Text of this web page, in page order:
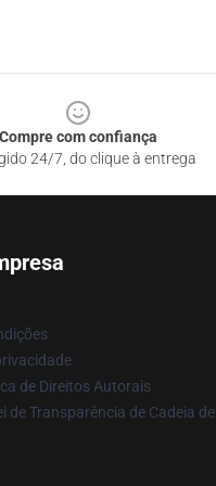
Compre com confiança
24/7, do clique à entrega
de Direitos Autorais
de Transparência de Cadeia de